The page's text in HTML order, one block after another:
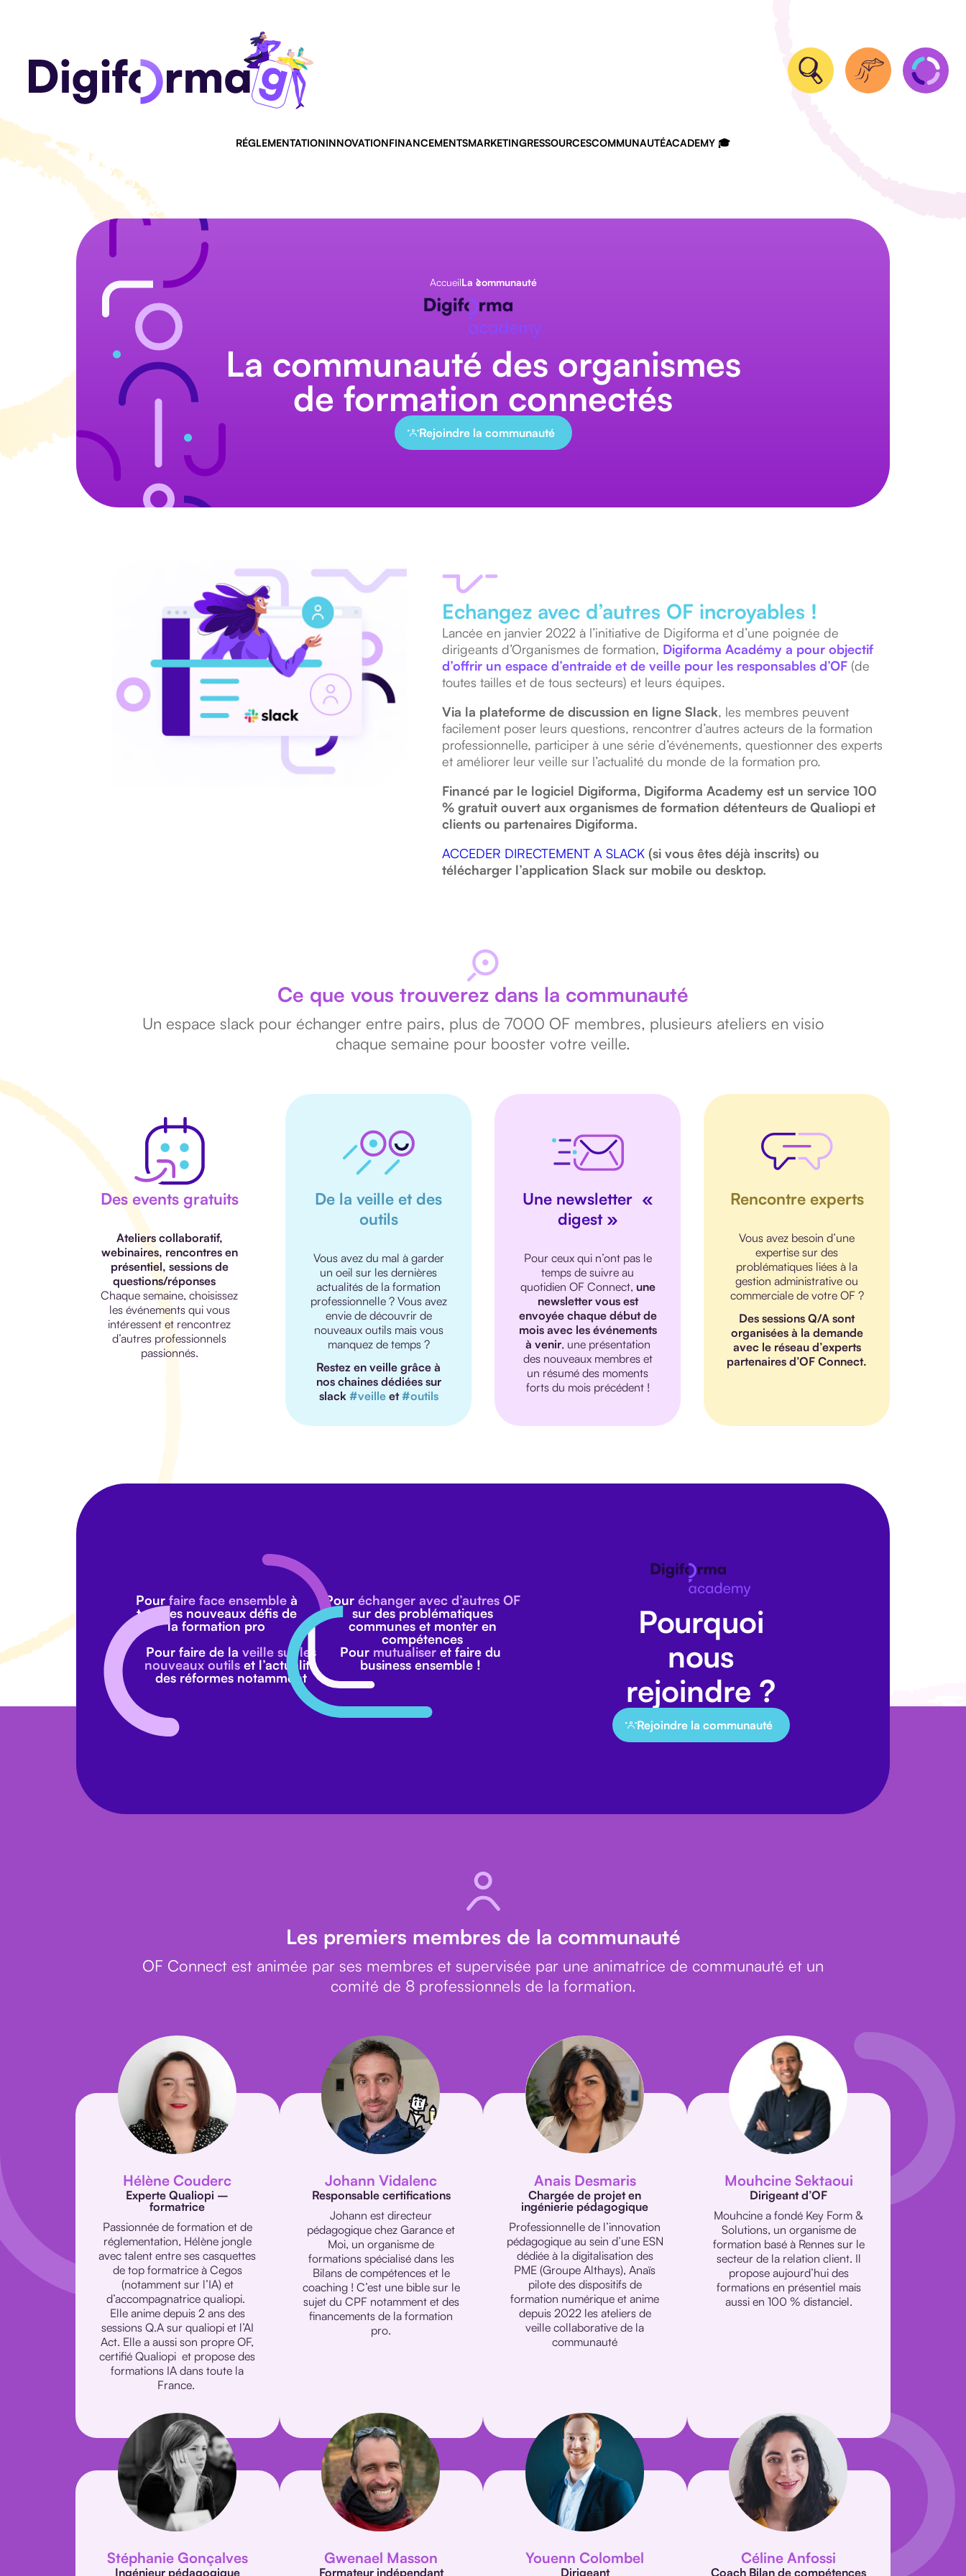
RÉGLEMENTATIONINNOVATIONFINANCEMENTSMARKETINGRESSOURCESCOMMUNAUTÉACADEMY 🎓
AccueilLa communauté
La communauté des organismes
de formation connectés
Rejoindre la communauté
Echangez avec d’autres OF incroyables !
Lancée en janvier 2022 à l’initiative de Digiforma et d’une poignée de
dirigeants d’Organismes de formation, Digiforma Académy a pour objectif
d’offrir un espace d’entraide et de veille pour les responsables d’OF (de
toutes tailles et de tous secteurs) et leurs équipes.
Via la plateforme de discussion en ligne Slack, les membres peuvent
facilement poser leurs questions, rencontrer d’autres acteurs de la formation
professionnelle, participer à une série d’événements, questionner des experts
et améliorer leur veille sur l’actualité du monde de la formation pro.
Financé par le logiciel Digiforma, Digiforma Academy est un service 100
% gratuit ouvert aux organismes de formation détenteurs de Qualiopi et
clients ou partenaires Digiforma.
ACCEDER DIRECTEMENT A SLACK (si vous êtes déjà inscrits) ou
télécharger l’application Slack sur mobile ou desktop.
Ce que vous trouverez dans la communauté
Un espace slack pour échanger entre pairs, plus de 7000 OF membres, plusieurs ateliers en visio
chaque semaine pour booster votre veille.
Des events gratuits
Ateliers collaboratif,
webinaires, rencontres en
présentiel, sessions de
questions/réponses
Chaque semaine, choisissez
les événements qui vous
intéressent et rencontrez
d’autres professionnels
passionnés.
De la veille et des
outils
Vous avez du mal à garder
un oeil sur les dernières
actualités de la formation
professionnelle ? Vous avez
envie de découvrir de
nouveaux outils mais vous
manquez de temps ?
Restez en veille grâce à
nos chaines dédiées sur
slack #veilleet#outils
Une newsletter «
digest »
Pour ceux qui n’ont pas le
temps de suivre au
quotidien OF Connect, une
newsletter vous est
envoyée chaque début de
mois avec les événements
à venir, une présentation
des nouveaux membres et
un résumé des moments
forts du mois précédent !
Rencontre experts
Vous avez besoin d’une
expertise sur des
problématiques liées à la
gestion administrative ou
commerciale de votre OF ?
Des sessions Q/A sont
organisées à la demande
avec le réseau d’experts
partenaires d’OF Connect.
Pour faire face ensembleà
tous les nouveaux défis de
la formation pro
Pour échanger avec d’autres OF
sur des problématiques
communes et monter en
compétences
Pour faire de la veille sur les
nouveaux outils et l’actualité
des réformes notamment
Pour mutualiser et faire du
business ensemble !
Pourquoi
nous
rejoindre ?
Rejoindre la communauté
Les premiers membres de la communauté
OF Connect est animée par ses membres et supervisée par une animatrice de communauté et un
comité de 8 professionnels de la formation.
Hélène Couderc
Experte Qualiopi –
formatrice
Passionnée de formation et de
réglementation, Hélène jongle
avec talent entre ses casquettes
de top formatrice à Cegos
(notamment sur l’IA) et
d’accompagnatrice qualiopi.
Elle anime depuis 2 ans des
sessions Q.A sur qualiopi et l’AI
Act. Elle a aussi son propre OF,
certifié Qualiopi et propose des
formations IA dans toute la
France.
Johann Vidalenc
Responsable certifications
Johann est directeur
pédagogique chez Garance et
Moi, un organisme de
formations spécialisé dans les
Bilans de compétences et le
coaching ! C’est une bible sur le
sujet du CPF notamment et des
financements de la formation
pro.
Anais Desmaris
Chargée de projet en
ingénierie pédagogique
Professionnelle de l’innovation
pédagogique au sein d’une ESN
dédiée à la digitalisation des
PME (Groupe Althays), Anaïs
pilote des dispositifs de
formation numérique et anime
depuis 2022 les ateliers de
veille collaborative de la
communauté
Mouhcine Sektaoui
Dirigeant d’OF
Mouhcine a fondé Key Form &
Solutions, un organisme de
formation basé à Rennes sur le
secteur de la relation client. Il
propose aujourd’hui des
formations en présentiel mais
aussi en 100 % distanciel.
Stéphanie Gonçalves
Ingénieur pédagogique
Gwenael Masson
Formateur indépendant
Youenn Colombel
Dirigeant
Céline Anfossi
Coach Bilan de compétences